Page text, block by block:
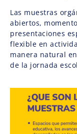
Las muestras
abiertos,
presentaciones
flexible en
manera natural
de la jornada